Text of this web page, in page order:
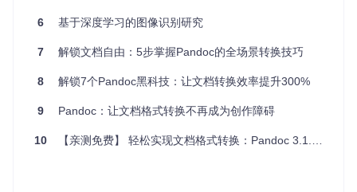
6 基于深度学习的图像识别研究
7 解锁文档自由：5步掌握Pandoc的全场景转换技巧
8 解锁7个Pandoc黑科技：让文档转换效率提升300%
9 Pandoc：让文档格式转换不再成为创作障碍
10 【亲测免费】 轻松实现文档格式转换：Pandoc 3.1.1 Windows 64位版本推荐